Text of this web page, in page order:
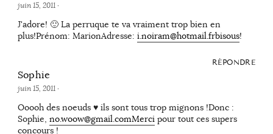
juin 15, 2011·
J'adore! 🙂 La perruque te va vraiment trop bien en
plus!Prénom: MarionAdresse: i.noiram@hotmail.frbisous!
RÉPONDRE
Sophie
juin 15, 2011·
Ooooh des noeuds ♥ ils sont tous trop mignons !Donc :
Sophie, no.woow@gmail.comMercipour tout ces supers
concours !